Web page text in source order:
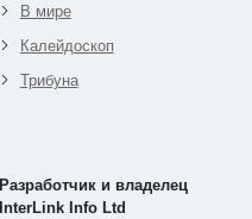
В мире
Калейдоскоп
Трибуна
Разработчик и владелец
InterLink Info Ltd